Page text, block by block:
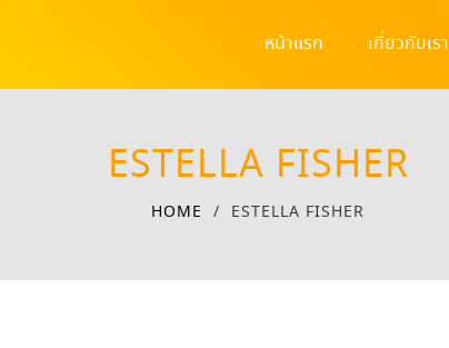
หน้าแรก เกี่ยวกับเรา
ESTELLA FISHER
HOME / ESTELLA FISHER